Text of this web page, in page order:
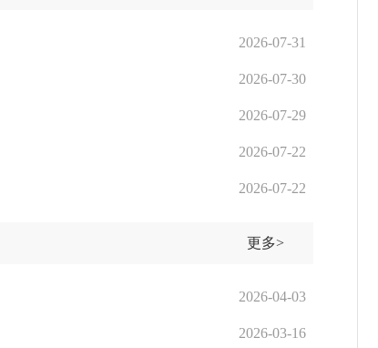
2026-07-31
2026-07-30
2026-07-29
2026-07-22
2026-07-22
更多>
2026-04-03
2026-03-16